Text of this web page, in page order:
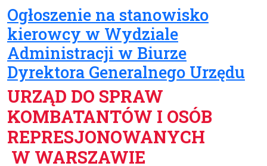
Ogłoszenie na stanowisko
kierowcy w Wydziale
Administracji w Biurze
Dyrektora Generalnego Urzędu
URZĄD DO SPRAW
KOMBATANTÓW I OSÓB
REPRESJONOWANYCH
W WARSZAWIE